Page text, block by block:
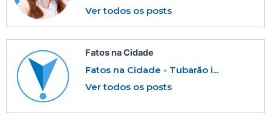
Ver todos os posts
Fatos na Cidade
Fatos na Cidade - Tubarão i...
Ver todos os posts